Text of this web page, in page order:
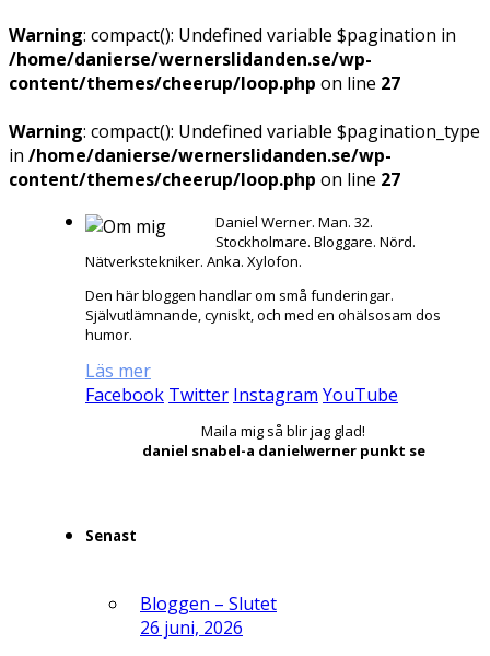
Warning: compact(): Undefined variable $pagination in
/home/danierse/wernerslidanden.se/wp-
content/themes/cheerup/loop.php on line 27
Warning: compact(): Undefined variable $pagination_type
in /home/danierse/wernerslidanden.se/wp-
content/themes/cheerup/loop.php on line 27
Daniel Werner. Man. 32.
Stockholmare. Bloggare. Nörd.
Nätverkstekniker. Anka. Xylofon.
Den här bloggen handlar om små funderingar.
Självutlämnande, cyniskt, och med en ohälsosam dos
humor.
Läs mer
Facebook Twitter Instagram YouTube
Maila mig så blir jag glad!
daniel snabel-a danielwerner punkt se
Senast
Bloggen – Slutet
26 juni, 2026